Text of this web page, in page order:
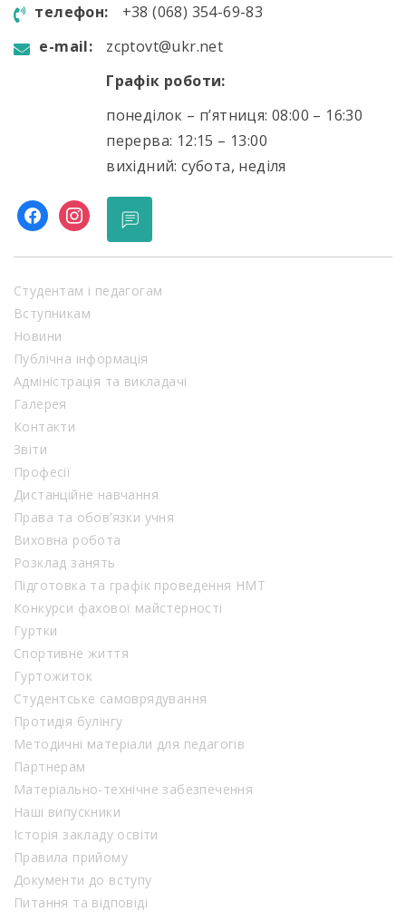
телефон:
+38 (068) 354-69-83
e-mail:
zcptovt@ukr.net
Графік роботи:
понеділок – п’ятниця: 08:00 – 16:30
перерва: 12:15 – 13:00
вихідний: субота, неділя
facebookinstagram
Студентам і педагогам
Вступникам
Новини
Публічна інформація
Адміністрація та викладачі
Галерея
Контакти
Звіти
Професії
Дистанційне навчання
Права та обов’язки учня
Виховна робота
Розклад занять
Підготовка та графік проведення НМТ
Конкурси фахової майстерності
Гуртки
Спортивне життя
Гуртожиток
Студентське самоврядування
Протидія булінгу
Методичні матеріали для педагогів
Партнерам
Матеріально-технічне забезпечення
Наші випускники
Історія закладу освіти
Правила прийому
Документи до вступу
Питання та відповіді